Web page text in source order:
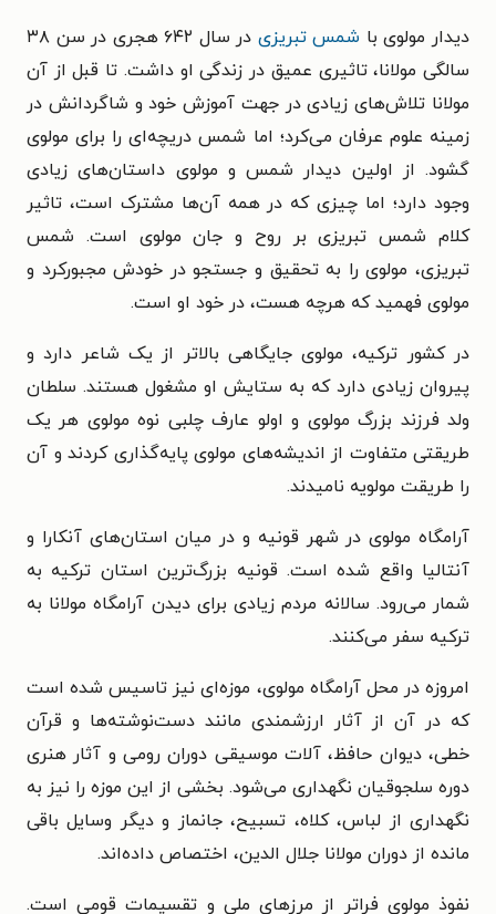
دیدار مولوی با شمس تبریزی
در سال ۶۴۲ هجری در سن ۳۸
سالگی مولانا، تاثیری عمیق در زندگی او داشت. تا قبل از آن
مولانا تلاش‌های زیادی در جهت آموزش خود و شاگردانش در
زمینه علوم عرفان می‌کرد؛ اما شمس دریچه‌ای را برای مولوی
گشود. از اولین دیدار شمس و مولوی داستان‌های زیادی
وجود دارد؛ اما چیزی که در همه آن‌ها مشترک است،‌ تاثیر
کلام شمس تبریزی بر روح و جان مولوی است. شمس
تبریزی، مولوی را به تحقیق و جستجو در خودش مجبورکرد و
مولوی فهمید که هرچه هست، در خود او است.
در کشور ترکیه، مولوی جایگاهی بالاتر از یک شاعر دارد و
پیروان زیادی دارد که به ستایش او مشغول هستند. سلطان
ولد فرزند بزرگ مولوی و اولو عارف چلبی نوه مولوی هر یک
طریقتی متفاوت از اندیشه‌های مولوی پایه‌گذاری کردند و آن‌
را طریقت مولویه نامیدند.
آرامگاه مولوی در شهر قونیه و در میان استان‌های آنکارا و
آنتالیا واقع شده است. قونیه بزرگ‌ترین استان ترکیه به
شمار می‌رود. سالانه مردم زیادی برای دیدن آرامگاه مولانا به
ترکیه سفر می‌کنند.
امروزه در محل آرامگاه مولوی، موزه‌ای نیز تاسیس شده است
که در آن از آثار ارزشمندی مانند دست‌نوشته‌ها و قرآن
خطی، دیوان حافظ، آلات موسیقی دوران رومی و آثار هنری
دوره سلجوقیان نگهداری می‌شود. بخشی از این موزه را نیز به
نگهداری از لباس، کلاه، تسبیح، جانماز و دیگر وسایل باقی
مانده از دوران مولانا جلال الدین، اختصاص داده‌اند.
نفوذ مولوی فراتر از مرزهای ملی و تقسیمات قومی است.